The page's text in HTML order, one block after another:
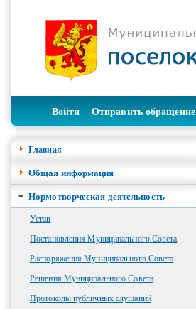
Войти Отправить обращение
Главная
Общая информация
Нормотворческая деятельность
Устав
Постановления Муниципального Совета
Распоряжения Муниципального Совета
Решения Муниципального Совета
Протоколы публичных слушаний